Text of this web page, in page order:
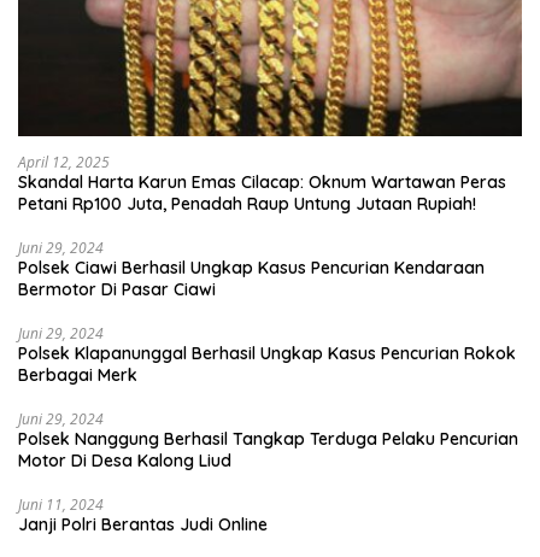
April 12, 2025
Skandal Harta Karun Emas Cilacap: Oknum Wartawan Peras
Petani Rp100 Juta, Penadah Raup Untung Jutaan Rupiah!
Juni 29, 2024
Polsek Ciawi Berhasil Ungkap Kasus Pencurian Kendaraan
Bermotor Di Pasar Ciawi
Juni 29, 2024
Polsek Klapanunggal Berhasil Ungkap Kasus Pencurian Rokok
Berbagai Merk
Juni 29, 2024
Polsek Nanggung Berhasil Tangkap Terduga Pelaku Pencurian
Motor Di Desa Kalong Liud
Juni 11, 2024
Janji Polri Berantas Judi Online